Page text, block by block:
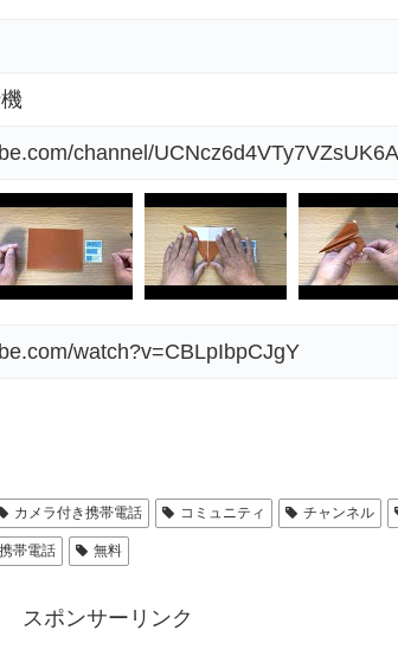
channel/
watch?v=CBLpIbpCJgY
カメラ付き携帯電話 コミュニティ チャンネル
帯電話 無料
スポンサーリンク